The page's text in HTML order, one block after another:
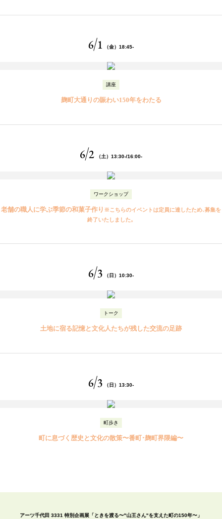
6 1 （金）18:45-
講座
麹町大通りの賑わい150年をわたる
6 2 （土）13:30-/16:00-
ワークショップ
老舗の職人に学ぶ季節の和菓子作り ※こちらのイベントは定員に達したため、募集を
終了いたしました。
6 3 （日）10:30-
トーク
土地に宿る記憶と文化人たちが残した交流の足跡
6 3 （日）13:30-
町歩き
町に息づく歴史と文化の散策〜番町・麹町界隈編〜
アーツ千代田 3331 特別企画展「ときを渡る〜"山王さん"を支えた町の150年〜」